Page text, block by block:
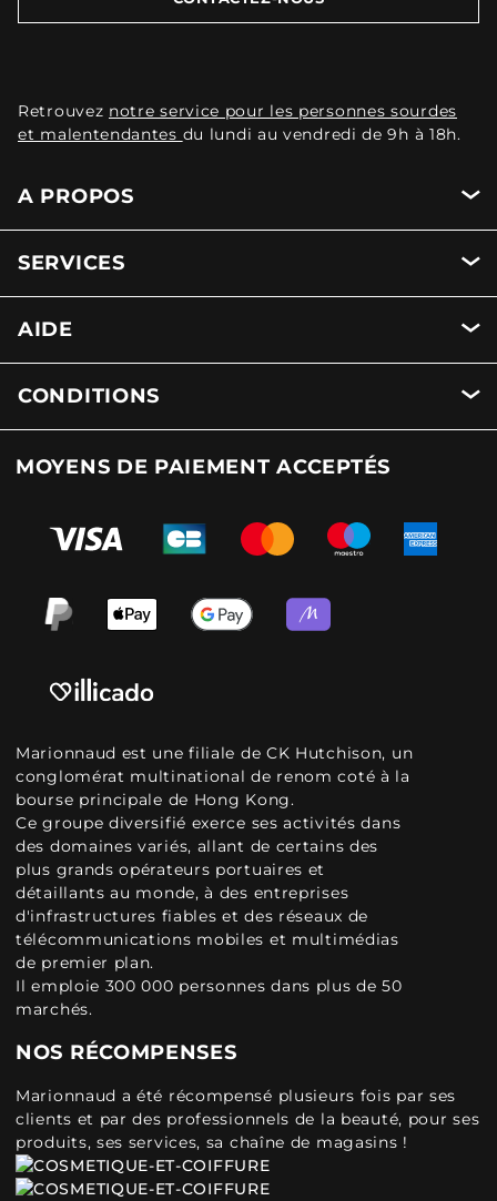
Retrouvez notre service pour les personnes sourdes
et malentendantes du lundi au vendredi de 9h à 18h.
A PROPOS
SERVICES
AIDE
CONDITIONS
MOYENS DE PAIEMENT ACCEPTÉS
Marionnaud est une filiale de CK Hutchison, un
conglomérat multinational de renom coté à la
bourse principale de Hong Kong.
Ce groupe diversifié exerce ses activités dans
des domaines variés, allant de certains des
plus grands opérateurs portuaires et
détaillants au monde, à des entreprises
d'infrastructures fiables et des réseaux de
télécommunications mobiles et multimédias
de premier plan.
Il emploie 300 000 personnes dans plus de 50
marchés.
NOS RÉCOMPENSES
Marionnaud a été récompensé plusieurs fois par ses
clients et par des professionnels de la beauté, pour ses
produits, ses services, sa chaîne de magasins !